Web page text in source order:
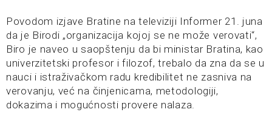
Povodom izjave Bratine na televiziji Informer 21. juna
da je Birodi „organizacija kojoj se ne može verovati“,
Biro je naveo u saopštenju da bi ministar Bratina, kao
univerzitetski profesor i filozof, trebalo da zna da se u
nauci i istraživačkom radu kredibilitet ne zasniva na
verovanju, već na činjenicama, metodologiji,
dokazima i mogućnosti provere nalaza.